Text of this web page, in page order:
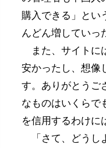
購入できる」とい
んどん増していっ
また、サイトに
安かったし、想像
す。ありがとうご
なものはいくらで
を信用するわけに
「さて、どうし